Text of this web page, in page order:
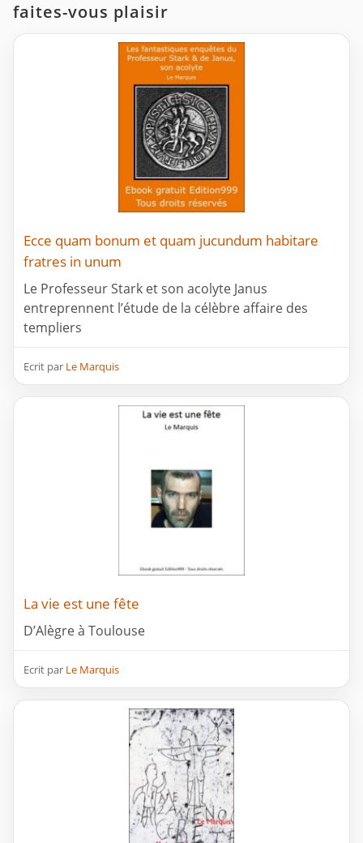
faites-vous plaisir
Ecce quam bonum et quam jucundum habitare
fratres in unum
Le Professeur Stark et son acolyte Janus
entreprennent l’étude de la célèbre affaire des
templiers
Ecrit par Le Marquis
La vie est une fête
D’Alègre à Toulouse
Ecrit par Le Marquis